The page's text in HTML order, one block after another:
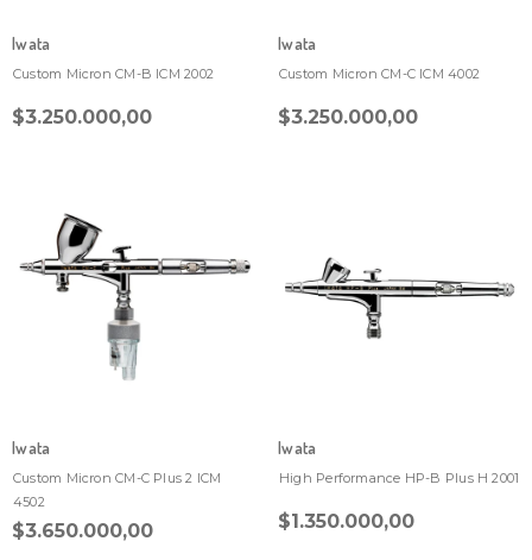
Iwata
Custom Micron CM-B ICM 2002
$3.250.000,00
Iwata
Custom Micron CM-C ICM 4002
$3.250.000,00
Iwata
Custom Micron CM-C Plus 2 ICM
4502
$3.650.000,00
Iwata
High Performance HP-B Plus H 2001
$1.350.000,00